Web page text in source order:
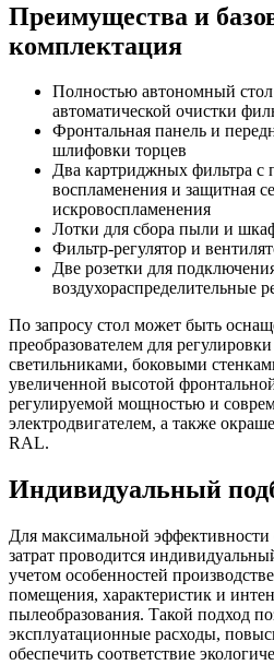
Преимущества и
комплектация
Полностью автономный стол
автоматической очистки
Фронтальная панель и
шлифовки торцев
Два картриджных фильтра с
воспламенения и защитная
искровоспламенения
Лотки для сбора пыли и
Фильтр-регулятор и
Две розетки для
воздухораспределительные
По запросу стол может быть
преобразователем для
светильниками, боковыми
увеличенной высотой
регулируемой мощностью и
электродвигателем, а также
RAL.
Индивидуальный
Для максимальной
затрат проводится
учетом особенностей
помещения, характеристик и
пылеобразования. Такой подход
эксплуатационные расходы,
обеспечить соответствие